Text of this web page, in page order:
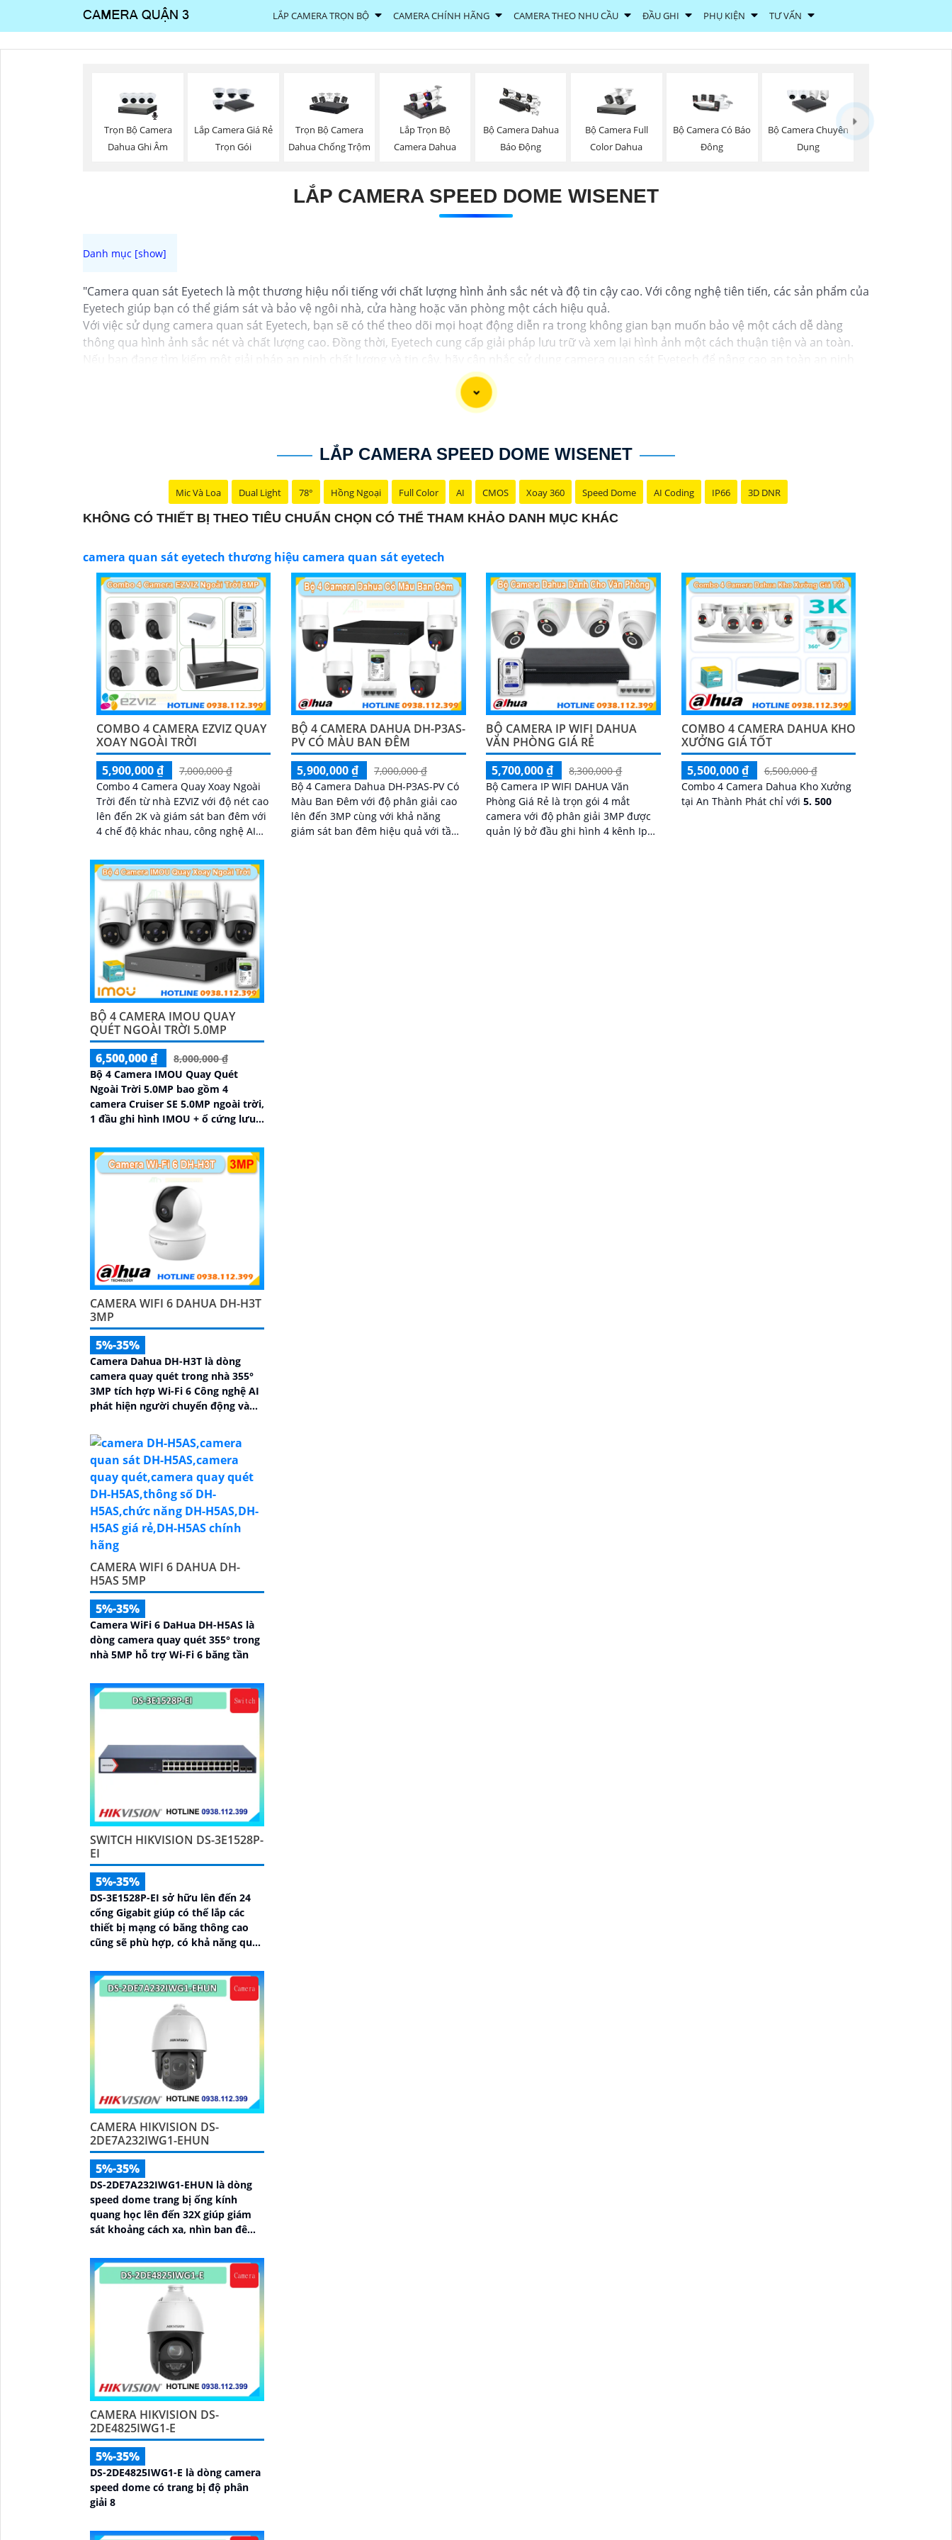
LẮP CAMERA TRỌN BỘ CAMERA CHÍNH HÃNG CAMERA THEO NHU CẦU ĐẦU GHI PHỤ KIỆN TƯ VẤN
Trọn Bộ Camera
Dahua Ghi Âm
Lắp Camera Giá Rẻ
Trọn Gói
Trọn Bộ Camera
Dahua Chống Trộm
Lắp Trọn Bộ
Camera Dahua
Bộ Camera Dahua
Báo Động
Bộ Camera Full
Color Dahua
Bộ Camera Có Báo
Đông
Bộ Camera Chuyên
Dụng
LẮP CAMERA SPEED DOME WISENET
"Camera quan sát Eyetech là một thương hiệu nổi tiếng với chất lượng hình ảnh sắc nét và độ tin cậy cao. Với công nghệ tiên tiến, các sản phẩm của
Eyetech giúp bạn có thể giám sát và bảo vệ ngôi nhà, cửa hàng hoặc văn phòng một cách hiệu quả.
Với việc sử dụng camera quan sát Eyetech, bạn sẽ có thể theo dõi mọi hoạt động diễn ra trong không gian bạn muốn bảo vệ một cách dễ dàng
thông qua hình ảnh sắc nét và chất lượng cao. Đồng thời, Eyetech cung cấp giải pháp lưu trữ và xem lại hình ảnh một cách thuận tiện và an toàn.
Nếu bạn đang tìm kiếm một giải pháp an ninh chất lượng và tin cậy, hãy cân nhắc sử dụng camera quan sát Eyetech để nâng cao an toàn an ninh
LẮP CAMERA SPEED DOME WISENET
Mic Và Loa Dual Light 78° Hồng Ngoại Full Color AI CMOS Xoay 360 Speed Dome AI Coding IP66 3D DNR
KHÔNG CÓ THIẾT BỊ THEO TIÊU CHUẨN CHỌN CÓ THỂ THAM KHẢO DANH MỤC KHÁC
camera quan sát eyetech thương hiệu camera quan sát eyetech
COMBO 4 CAMERA EZVIZ QUAY
XOAY NGOÀI TRỜI
5,900,000 ₫
7,000,000 ₫
Combo 4 Camera Quay Xoay Ngoài
Trời đến từ nhà EZVIZ với độ nét cao
lên đến 2K và giám sát ban đêm với
4 chế độ khác nhau, công nghệ AI
động chuẩn sát được quản lý tập
trung bởi đầu ghi hình IP WiFi
BỘ 4 CAMERA DAHUA DH-P3AS-
PV CÓ MÀU BAN ĐÊM
5,900,000 ₫
7,000,000 ₫
Bộ 4 Camera Dahua DH-P3AS-PV Có
Màu Ban Đêm với độ phân giải cao
lên đến 3MP cùng với khả năng
giám sát ban đêm hiệu quả với tầm
BỘ CAMERA IP WIFI DAHUA
VĂN PHÒNG GIÁ RẺ
5,700,000 ₫
8,300,000 ₫
Bộ Camera IP WIFI DAHUA Văn
Phòng Giá Rẻ là trọn gói 4 mắt
camera với độ phân giải 3MP được
quản lý bở đầu ghi hình 4 kênh Ip
COMBO 4 CAMERA DAHUA KHO
XƯỞNG GIÁ TỐT
5,500,000 ₫
6,500,000 ₫
Combo 4 Camera Dahua Kho Xưởng
tại An Thành Phát chỉ với 5. 500
BỘ 4 CAMERA IMOU QUAY
QUÉT NGOÀI TRỜI 5.0MP
6,500,000 ₫
8,000,000 ₫
Bộ 4 Camera IMOU Quay Quét
Ngoài Trời 5.0MP bao gồm 4
camera Cruiser SE 5.0MP ngoài trời,
1 đầu ghi hình IMOU + ổ cứng lưu
chuyên dụng cho camera
CAMERA WIFI 6 DAHUA DH-H3T
3MP
5%-35%
Camera Dahua DH-H3T là dòng
camera quay quét trong nhà 355°
3MP tích hợp Wi-Fi 6 Công nghệ AI
phát hiện người chuyển động và
hai chiều, hồng ngoại tầm xa ban
đêm 10m hỗ trợ thẻ nhớ MicroSD
256GB ONVIF và điều khiển từ xa
qua ứng dụng DMSS
CAMERA WIFI 6 DAHUA DH-
H5AS 5MP
5%-35%
Camera WiFi 6 DaHua DH-H5AS là
dòng camera quay quét 355° trong
nhà 5MP hỗ trợ Wi-Fi 6 băng tần
SWITCH HIKVISION DS-3E1528P-
EI
5%-35%
DS-3E1528P-EI sở hữu lên đến 24
cổng Gigabit giúp có thể lắp các
thiết bị mạng có băng thông cao
cũng sẽ phù hợp, có khả năng quản
công suất PoE lên đến 230W,
truyền dữ liệu lên đến 300m, vỏ
kim loại, chông sét 6kV
CAMERA HIKVISION DS-
2DE7A232IWG1-EHUN
5%-35%
DS-2DE7A232IWG1-EHUN là dòng
speed dome trang bị ống kính
quang học lên đến 32X giúp giám
sát khoảng cách xa, nhìn ban đêm
năng AcuSense nâng cao hiệu quả
giám sát an ninh, có tốc độ lấy nét
cao nhờ công nghệ Self-learning
CAMERA HIKVISION DS-
2DE4825IWG1-E
5%-35%
DS-2DE4825IWG1-E là dòng camera
speed dome có trang bị độ phân
giải 8